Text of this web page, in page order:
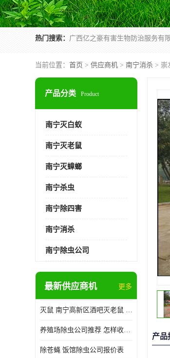
热门搜索：
当前位置： 首页 > 供应商机 > 南宁消杀 > 崇
产品分类 Product
南宁灭白蚁
南宁灭老鼠
南宁灭蟑螂
南宁杀虫
南宁除四害
南宁消杀
南宁除虫公司
最新供应商机 更多
灭鼠 南宁高新区酒吧灭老鼠 诚信经营
养殖场除虫公司推荐 怎样收费 除苍蝇
除苍蝇 饭馆除虫公司报价表
产品